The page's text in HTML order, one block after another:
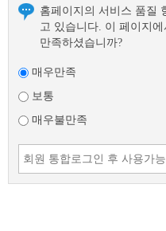
홈페이지의 서비스 품질
고 있습니다. 이 페이지
만족하셨습니까?
매우만족
보통
매우불만족